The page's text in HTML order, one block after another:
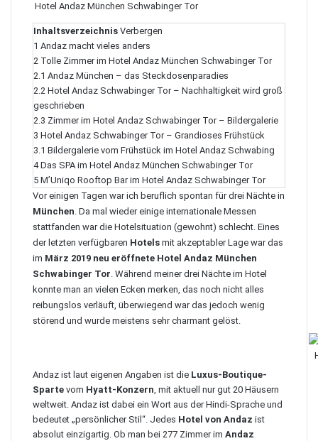
Hotel Andaz München Schwabinger Tor
Inhaltsverzeichnis Verbergen
1 Andaz macht vieles anders
2 Tolle Zimmer im Hotel Andaz München Schwabinger Tor
2.1 Andaz München – das Steckdosenparadies
2.2 Hotel Andaz Schwabinger Tor – Nachhaltigkeit wird groß
geschrieben
2.3 Zimmer im Hotel Andaz Schwabinger Tor – Bildergalerie
3 Hotel Andaz Schwabinger Tor – Grandioses Frühstück
3.1 Bildergalerie vom Frühstück im Hotel Andaz Schwabing
4 Das SPA im Hotel Andaz München Schwabinger Tor
5 M’Uniqo Rooftop Bar im Hotel Andaz Schwabinger Tor
Vor einigen Tagen war ich beruflich spontan für drei Nächte in
München. Da mal wieder einige internationale Messen
stattfanden war die Hotelsituation (gewohnt) schlecht. Eines
der letzten verfügbaren Hotels mit akzeptabler Lage war das
im März 2019 neu eröffnete Hotel Andaz München
Schwabinger Tor. Während meiner drei Nächte im Hotel
konnte man an vielen Ecken merken, das noch nicht alles
reibungslos verläuft, überwiegend war das jedoch wenig
störend und wurde meistens sehr charmant gelöst.
Andaz ist laut eigenen Angaben ist die Luxus-Boutique-
Sparte vom Hyatt-Konzern, mit aktuell nur gut 20 Häusern
weltweit. Andaz ist dabei ein Wort aus der Hindi-Sprache und
bedeutet „persönlicher Stil“. Jedes Hotel von Andaz ist
absolut einzigartig. Ob man bei 277 Zimmer im Andaz